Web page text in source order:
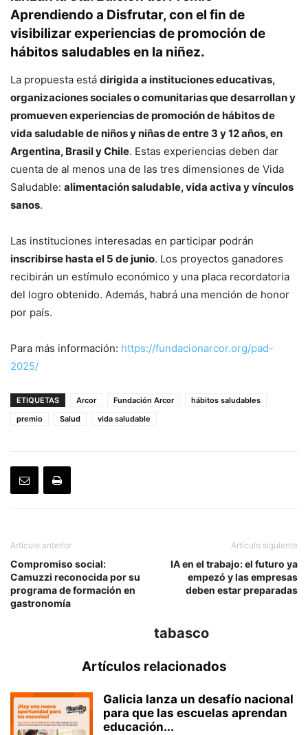
Aprendiendo a Disfrutar, con el fin de
visibilizar experiencias de promoción de
hábitos saludables en la niñez.
La propuesta está dirigida a instituciones educativas,
organizaciones sociales o comunitarias que desarrollan y
promueven experiencias de promoción de hábitos de
vida saludable de niños y niñas de entre 3 y 12 años, en
Argentina, Brasil y Chile. Estas experiencias deben dar
cuenta de al menos una de las tres dimensiones de Vida
Saludable: alimentación saludable, vida activa y vínculos
sanos.
Las instituciones interesadas en participar podrán
inscribirse hasta el 5 de junio. Los proyectos ganadores
recibirán un estímulo económico y una placa recordatoria
del logro obtenido. Además, habrá una mención de honor
por país.
Para más información: https://fundacionarcor.org/pad-
2025/
ETIQUETAS Arcor Fundación Arcor
hábitos saludables
premio
Salud vida saludable
Artículo anterior
Compromiso social:
Camuzzi reconocida por su
programa de formación en
gastronomía
Artículo siguiente
IA en el trabajo: el futuro ya
empezó y las empresas
deben estar preparadas
tabasco
Artículos relacionados
Galicia lanza un desafío nacional
para que las escuelas aprendan
educación...